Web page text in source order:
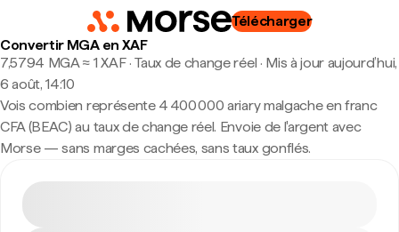
Télécharger
Convertir MGA en XAF
7,5794 MGA ≈ 1 XAF · Taux de change réel · Mis à jour aujourd’hui,
6 août, 14:10
Vois combien représente 4 400 000 ariary malgache en franc
CFA (BEAC) au taux de change réel. Envoie de l'argent avec
Morse — sans marges cachées, sans taux gonflés.